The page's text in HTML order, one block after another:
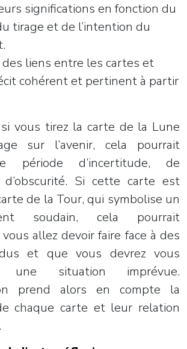
significations en fonction du
tirage et de l’intention du
des liens entre les cartes et
cohérent et pertinent à partir
vous tirez la carte de la Lune
sur l’avenir, cela pourrait
période d’incertitude, de
Si cette carte est
de la Tour, qui symbolise un
soudain, cela pourrait
allez devoir faire face à des
et que vous devrez vous
situation imprévue.
prend alors en compte la
chaque carte et leur relation